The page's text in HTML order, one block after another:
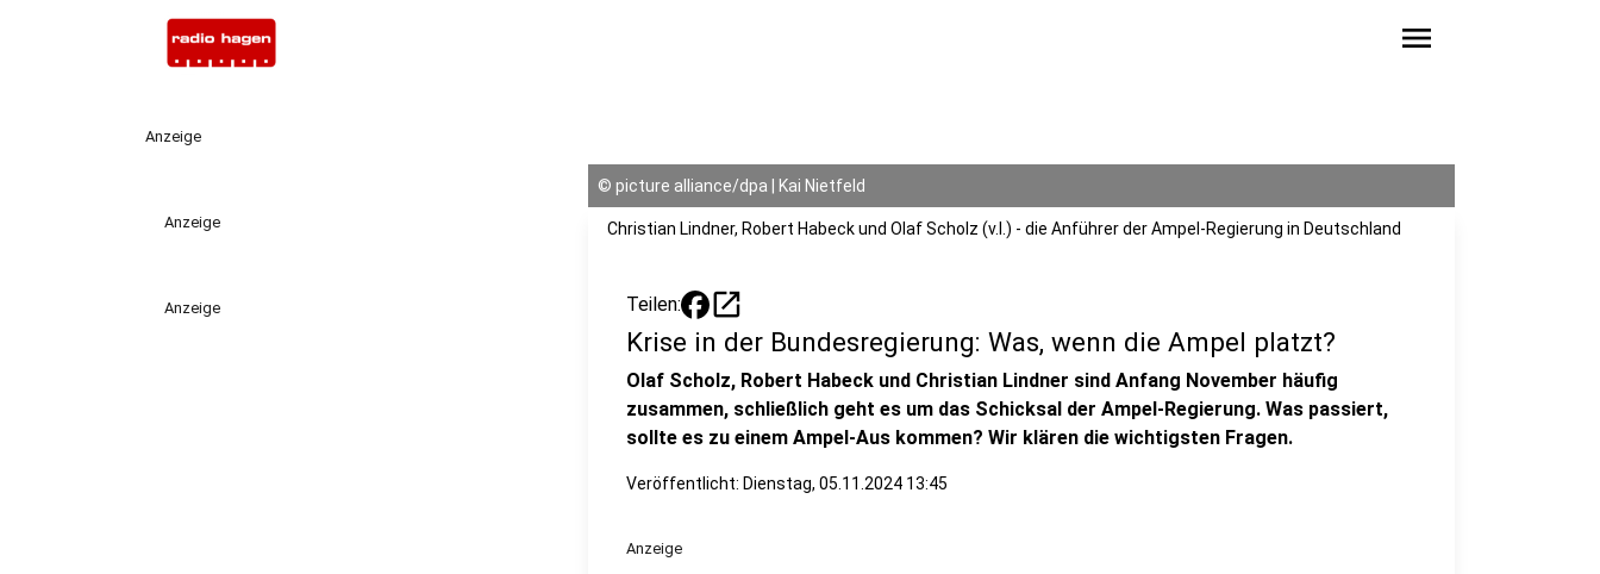
menu
Anzeige
Anzeige
Anzeige
© picture alliance/dpa | Kai Nietfeld
Christian Lindner, Robert Habeck und Olaf Scholz (v.l.) - die Anführer der Ampel-Regierung in Deutschland
Teilen: open_in_new
Krise in der Bundesregierung: Was, wenn die Ampel platzt?
Olaf Scholz, Robert Habeck und Christian Lindner sind Anfang November häufig
zusammen, schließlich geht es um das Schicksal der Ampel-Regierung. Was passiert,
sollte es zu einem Ampel-Aus kommen? Wir klären die wichtigsten Fragen.
Veröffentlicht: Dienstag, 05.11.2024 13:45
Anzeige